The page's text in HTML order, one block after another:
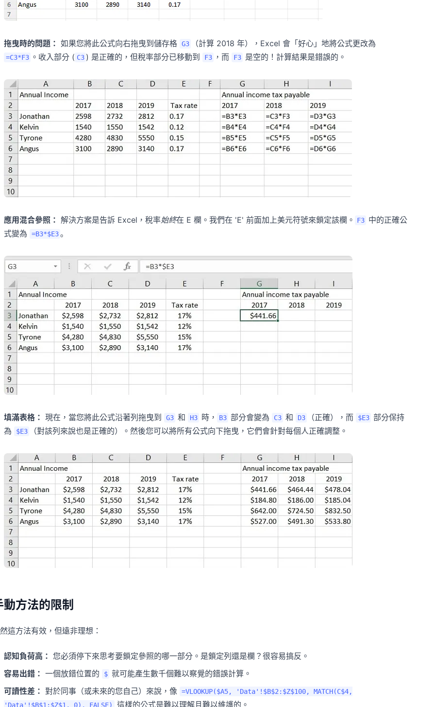
拖曳時的問題： 如果您將此公式向右拖曳到儲存格 G3 （計算 2018 年），Excel 會「好心」地將公式更改為
=C3*F3 。收入部分 ( C3 ) 是正確的，但稅率部分已移動到 F3 ，而 F3 是空的！計算結果是錯誤的。
應用混合參照： 解決方案是告訴 Excel，稅率始終在 E 欄。我們在 'E' 前面加上美元符號來鎖定該欄。 F3 中的正確公
式變為
=B3*$E3 。
填滿表格： 現在，當您將此公式沿著列拖曳到 G3 和 H3 時， B3 部分會變為 C3 和 D3 （正確），而 $E3 部分保持
為
$E3 （對該列來說也是正確的）。然後您可以將所有公式向下拖曳，它們會針對每個人正確調整。
動方法的限制
這方法有效，但遠非理想：
認知負荷高： 您必須停下來思考要鎖定參照的哪一部分。是鎖定列還是欄？很容易搞反。
容易出錯： 一個放錯位置的 $ 就可能產生數千個難以察覺的錯誤計算。
可讀性差： 對於同事（或未來的您自己）來說，像
=VLOOKUP($A5, 'Data'!$B$2:$Z$100, MATCH(C$4,
'Data'!$B$1:$Z$1, 0), FALSE)
這樣的公式是難以理解且難以維護的。